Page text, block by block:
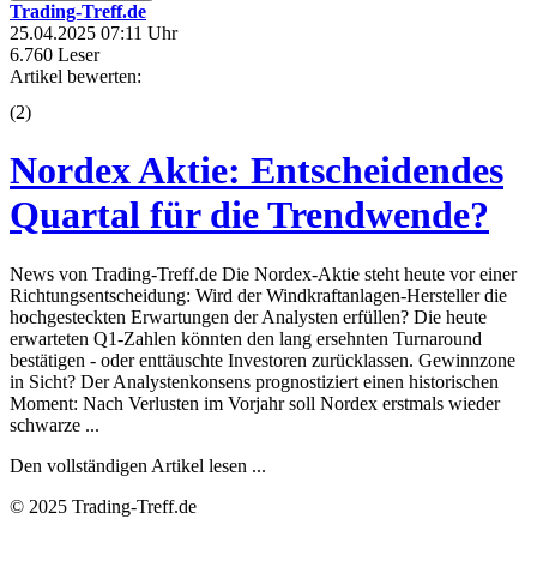
Trading-Treff.de
25.04.2025 07:11 Uhr
6.760 Leser
Artikel bewerten:
(2)
Nordex Aktie: Entscheidendes
Quartal für die Trendwende?
News von Trading-Treff.de Die Nordex-Aktie steht heute vor einer
Richtungsentscheidung: Wird der Windkraftanlagen-Hersteller die
hochgesteckten Erwartungen der Analysten erfüllen? Die heute
erwarteten Q1-Zahlen könnten den lang ersehnten Turnaround
bestätigen - oder enttäuschte Investoren zurücklassen. Gewinnzone
in Sicht? Der Analystenkonsens prognostiziert einen historischen
Moment: Nach Verlusten im Vorjahr soll Nordex erstmals wieder
schwarze ...
Den vollständigen Artikel lesen ...
© 2025 Trading-Treff.de